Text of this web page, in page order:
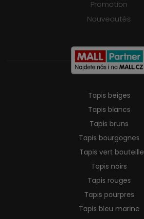
Promotion
Nouveautés
Tapis beiges
Tapis blancs
Tapis bruns
Tapis bourgognes
Tapis vert bouteille
Tapis noirs
Tapis rouges
Tapis pourpres
Tapis bleu marine